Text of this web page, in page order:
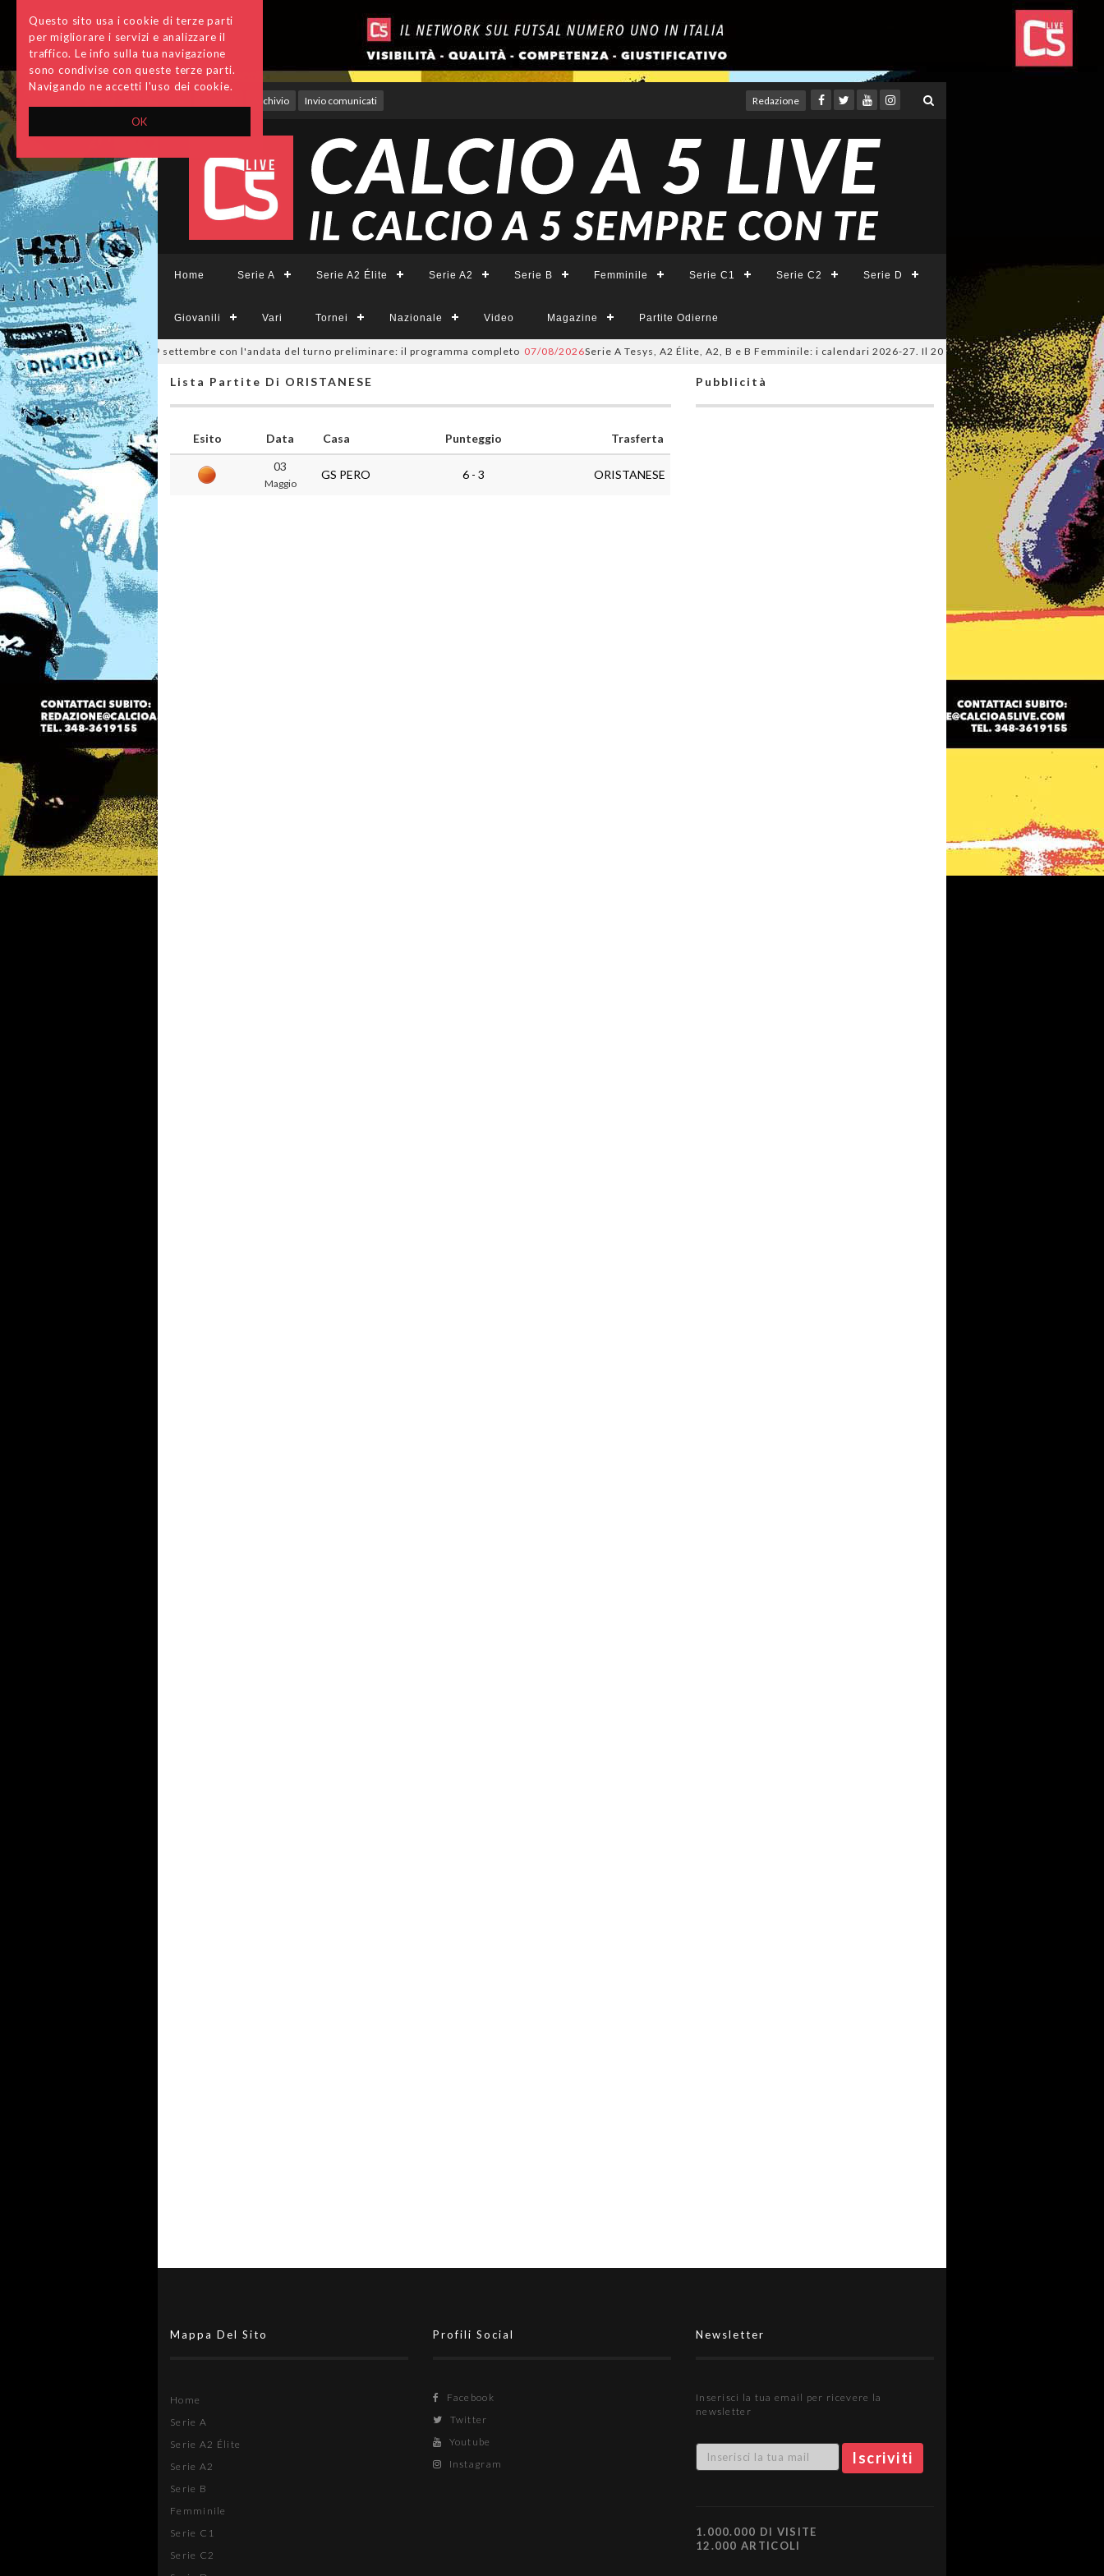
OK
Questo sito usa i cookie di terze parti
per migliorare i servizi e analizzare il
traffico. Le info sulla tua navigazione
sono condivise con queste terze parti.
Navigando ne accetti l'uso dei cookie.
Archivio Invio comunicati Redazione
Home Serie A Serie A2 Élite Serie A2 Serie B Femminile Serie C1 Serie C2 Serie D
Giovanili Vari Tornei Nazionale Video Magazine Partite Odierne
Divisione, si parte il 19 settembre con l'andata del turno preliminare: il programma completo 07/08/2026Serie A Tesys, A2 Élite, A2, B e B Femminile: i calendari 2026-27. Il 20 agosto la presentazione della Serie
Lista Partite Di ORISTANESE
Esito Data Casa Punteggio
Trasferta
03
Maggio
GS PERO 6 - 3 ORISTANESE
Pubblicità
Mappa Del Sito
Home
Serie A
Serie A2 Élite
Serie A2
Serie B
Femminile
Serie C1
Serie C2
Profili Social
Facebook
Twitter
Youtube
Instagram
Newsletter
Inserisci la tua email per ricevere la
newsletter
1.000.000 DI VISITE
12.000 ARTICOLI